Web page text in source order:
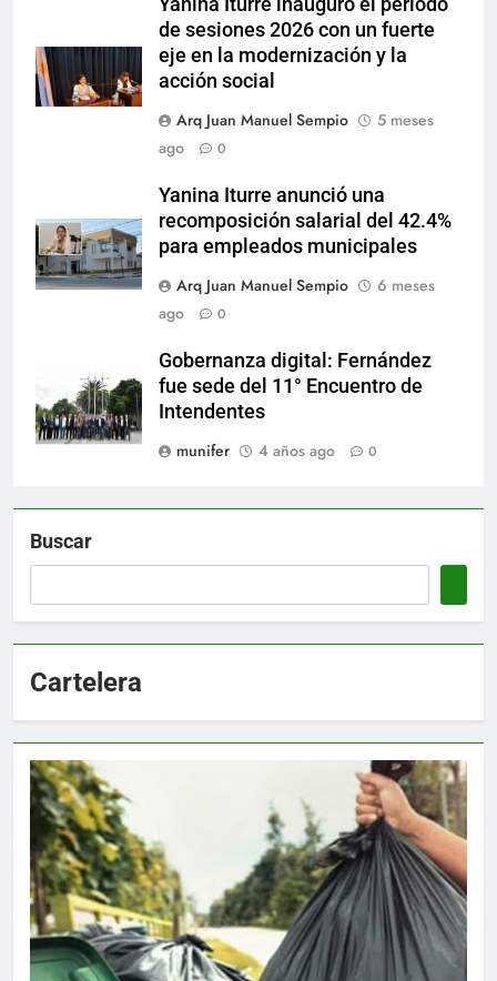
Yanina Iturre inauguró el período
de sesiones 2026 con un fuerte
eje en la modernización y la
acción social
Arq Juan Manuel Sempio
5 meses
ago
0
Yanina Iturre anunció una
recomposición salarial del 42.4%
para empleados municipales
Arq Juan Manuel Sempio
6 meses
ago
0
Gobernanza digital: Fernández
fue sede del 11° Encuentro de
Intendentes
munifer
4 años ago 0
Buscar
Cartelera